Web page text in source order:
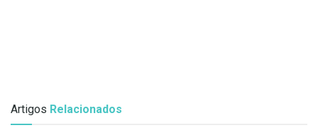
Artigos Relacionados